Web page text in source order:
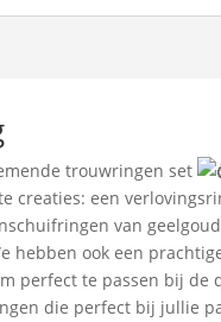
trouwringen set
creaties: een
van
hebben ook een
perfect te passen bij
die perfect bij jullie